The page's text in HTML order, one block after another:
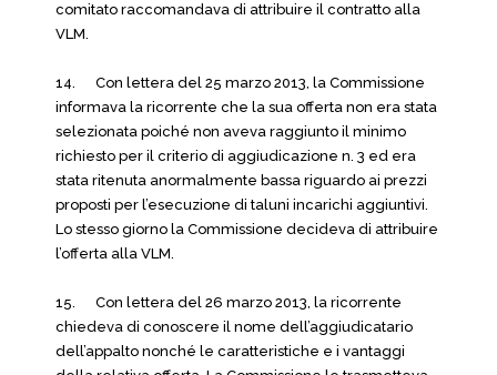
comitato raccomandava di attribuire il contratto alla
VLM.
14. Con lettera del 25 marzo 2013, la Commissione
informava la ricorrente che la sua offerta non era stata
selezionata poiché non aveva raggiunto il minimo
richiesto per il criterio di aggiudicazione n. 3 ed era
stata ritenuta anormalmente bassa riguardo ai prezzi
proposti per l’esecuzione di taluni incarichi aggiuntivi.
Lo stesso giorno la Commissione decideva di attribuire
l’offerta alla VLM.
15. Con lettera del 26 marzo 2013, la ricorrente
chiedeva di conoscere il nome dell’aggiudicatario
dell’appalto nonché le caratteristiche e i vantaggi